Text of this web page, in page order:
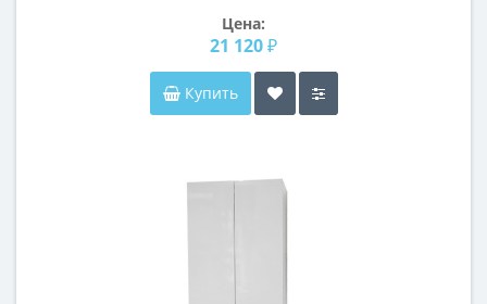
Цена:
21 120 ₽
Купить